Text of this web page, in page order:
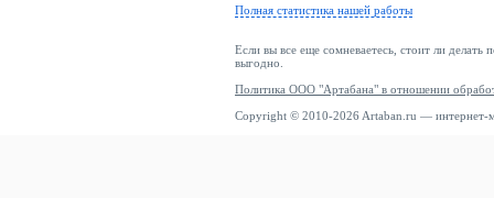
Полная статистика нашей работы
Если вы все еще сомневаетесь, стоит ли делать
выгодно.
Политика ООО "Артабана" в отношении
Copyright © 2010-2026 Artaban.ru — интернет-